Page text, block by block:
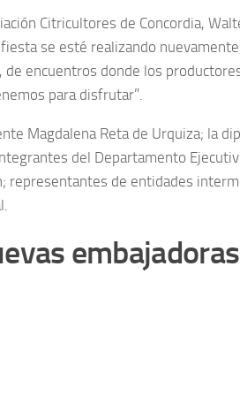
Citricultores de Concordia,
se esté realizando
encuentros donde los
para disfrutar”.
Magdalena Reta de Urquiza; la
del Departamento
representantes de entidades
embajadoras